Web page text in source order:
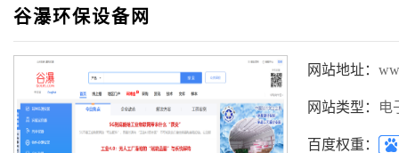
谷瀑环保设备网
网站地址：
网站类型： 电
百度权重：